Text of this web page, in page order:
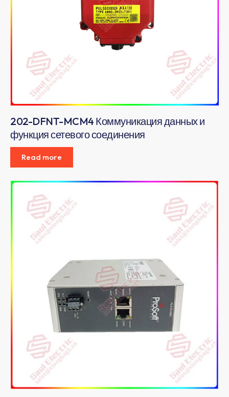
202-DFNT-MCM4 Коммуникация данных и
функция сетевого соединения
Read more